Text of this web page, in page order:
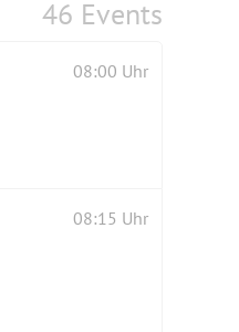
46 Events
08:00 Uhr
08:15 Uhr